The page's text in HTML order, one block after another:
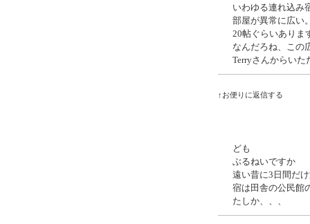
いわゆる連れ込み
部屋が異常に広い
20帖ぐらいありま
なんだろね、この
Terryさんからい
↑お便りに返信する
ども
ぶるねいですか
遠い昔に3日間だ
宿は田舎の公民館
たしか、、、